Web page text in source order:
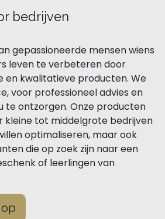
bedrijven
gepassioneerde mensen wiens
leven te verbeteren door
en kwalitatieve producten. We
voor professioneel advies en
te ontzorgen. Onze producten
kleine tot middelgrote bedrijven
optimaliseren, maar ook
die op zoek zijn naar een
of leerlingen van